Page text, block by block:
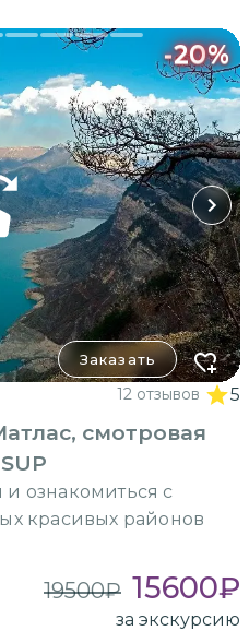
-20%
Заказать
12 отзывов 5
смотровая
ознакомиться с
красивых районов
19500₽ 15600₽
за экскурсию